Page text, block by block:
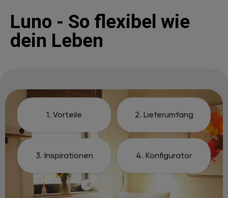
Luno - So flexibel wie
dein Leben
1. Vorteile 2. Lieferumfang
3. Inspirationen 4. Konfigurator